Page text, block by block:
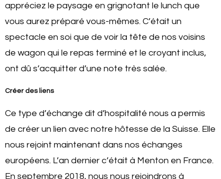
appréciez le paysage en grignotant le lunch que
vous aurez préparé vous-mêmes. C’était un
spectacle en soi que de voir la tête de nos voisins
de wagon qui le repas terminé et le croyant inclus,
ont dû s’acquitter d’une note très salée.
Créer des liens
Ce type d’échange dit d’hospitalité nous a permis
de créer un lien avec notre hôtesse de la Suisse. Elle
nous rejoint maintenant dans nos échanges
européens. L’an dernier c’était à Menton en France.
En septembre 2018, nous nous rejoindrons à